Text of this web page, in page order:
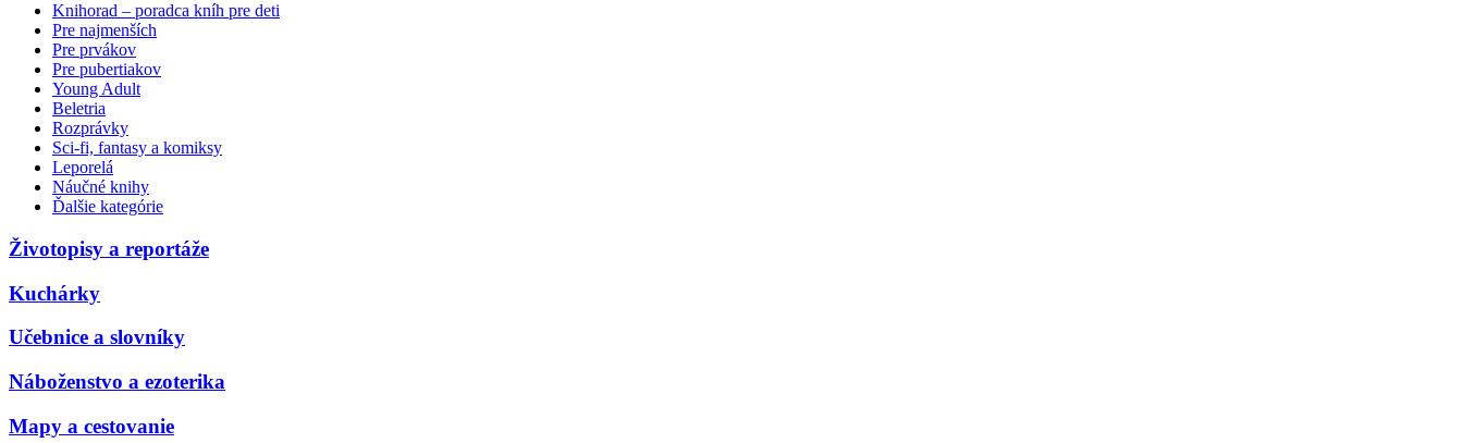
Knihorad – poradca kníh pre deti
Pre najmenších
Pre prvákov
Pre pubertiakov
Young Adult
Beletria
Rozprávky
Sci-fi, fantasy a komiksy
Leporelá
Náučné knihy
Ďalšie kategórie
Životopisy a reportáže
Kuchárky
Učebnice a slovníky
Náboženstvo a ezoterika
Mapy a cestovanie